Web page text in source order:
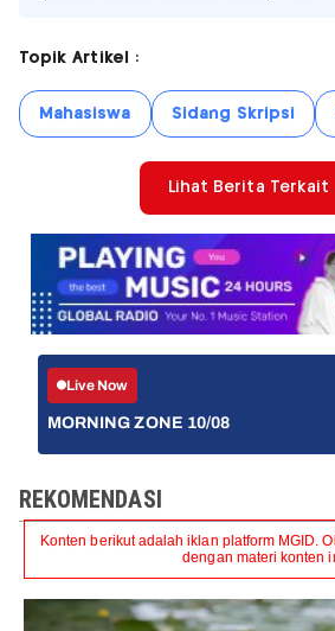
Topik Artikel :
Mahasiswa Sidang Skripsi
Lihat Berita Terkait
Live Now
MORNING ZONE 10/08